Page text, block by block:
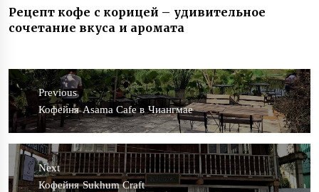
Рецепт кофе с корицей – удивительное
сочетание вкуса и аромата
Навигация
по
записям
Previous
Previous
post:
Кофейня Asama Cafe в Чиангмае
Next
Next
Кофейня Sukhum Craft